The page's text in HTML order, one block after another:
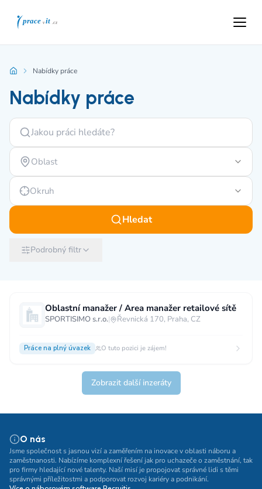
Nabídky práce
Nabídky práce
Oblast
Okruh
Hledat
Podrobný filtr
Oblastní manažer / Area manažer retailové sítě
SPORTISIMO s.r.o.| Řevnická 170, Praha, CZ
Práce na plný úvazek O tuto pozici je zájem!
Zobrazit další inzeráty
Měsíční plat
40 000 CZK a více
60 000 CZK a více
80 000 CZK a více
Typ úvazku
Práce na plný úvazek
Práce na zkrácený úvazek
O nás
Jsme společnost s jasnou vizí a zaměřením na inovace v oblasti náboru a
zaměstnanosti. Nabízíme komplexní řešení jak pro uchazeče o zaměstnání, tak
pro firmy hledající nové talenty. Naší misí je propojovat správné lidi s těmi
správnými příležitostmi a podporovat rozvoj kariéry a podnikání.